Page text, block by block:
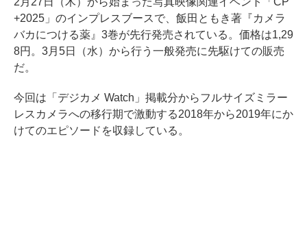
+2025」のインプレスブースで、飯田ともき著『カメラ
バカにつける薬』3巻が先行発売されている。価格は1,29
8円。3月5日（水）から行う一般発売に先駆けての販売
だ。
今回は「デジカメ Watch」掲載分からフルサイズミラー
レスカメラへの移行期で激動する2018年から2019年にか
けてのエピソードを収録している。